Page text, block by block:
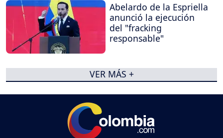
Abelardo de la Espriella
anunció la ejecución
del "fracking
responsable"
VER MÁS +